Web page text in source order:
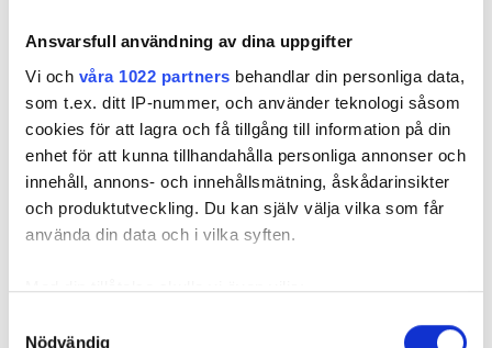
Ansvarsfull användning av dina uppgifter
Vi och våra 1022 partners behandlar din personliga data,
som t.ex. ditt IP-nummer, och använder teknologi såsom
cookies för att lagra och få tillgång till information på din
enhet för att kunna tillhandahålla personliga annonser och
innehåll, annons- och innehållsmätning, åskådarinsikter
och produktutveckling. Du kan själv välja vilka som får
använda din data och i vilka syften.
Med din tillåtelse skulle vi även vilja:
som kan ha en noggrannhet på upp till flera meter
Nödvändig
Nyhetsbrev
Prenumerera på vårt nyhetsbrev och få nyheter, tips
och bevakningar rakt ner i inkorgen